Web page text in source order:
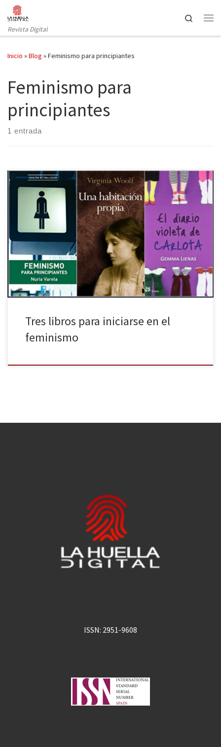
Saltar al contenido
Revista Digital
Search
Inicio »Blog »Feminismo para principiantes
Feminismo para
principiantes
1 entrada
Que el violeta es el color del feminismo es algo indiscutible. Sin
embargo, esta asociación la explican varias teorías. La más
defendida se basa en un suceso que tuvo lugar en el año 1908,
cuando las trabajadoras de la fábrica textil de la empresa ‘Cotton
New York’ se declararon en […]
Tres libros para iniciarse en el
feminismo
ISSN: 2951-9608